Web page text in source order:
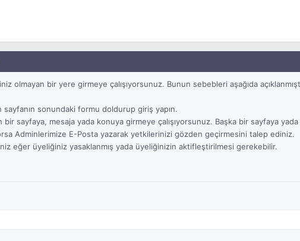
olmayan bir yere girmeye çalışıyorsunuz. Bunun sebebleri aşağıda
sayfanın sonundaki formu doldurup giriş yapın.
bir sayfaya, mesaja yada konuya girmeye çalışıyorsunuz. Başka bir sayfaya
Adminlerimize E-Posta yazarak yetkilerinizi gözden geçirmesini talep ediniz.
eğer üyeliğiniz yasaklanmış yada üyeliğinizin aktifleştirilmesi gerekebilir.